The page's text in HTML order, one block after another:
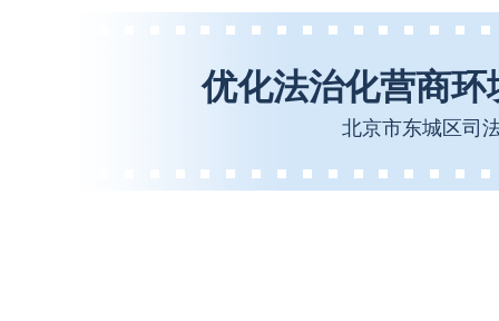
优化法治化营商环
北京市东城区司